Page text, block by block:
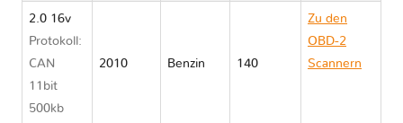
2.0 16v
Protokoll:
CAN
11bit
500kb
2010 Benzin 140
Zu den
OBD-2
Scannern